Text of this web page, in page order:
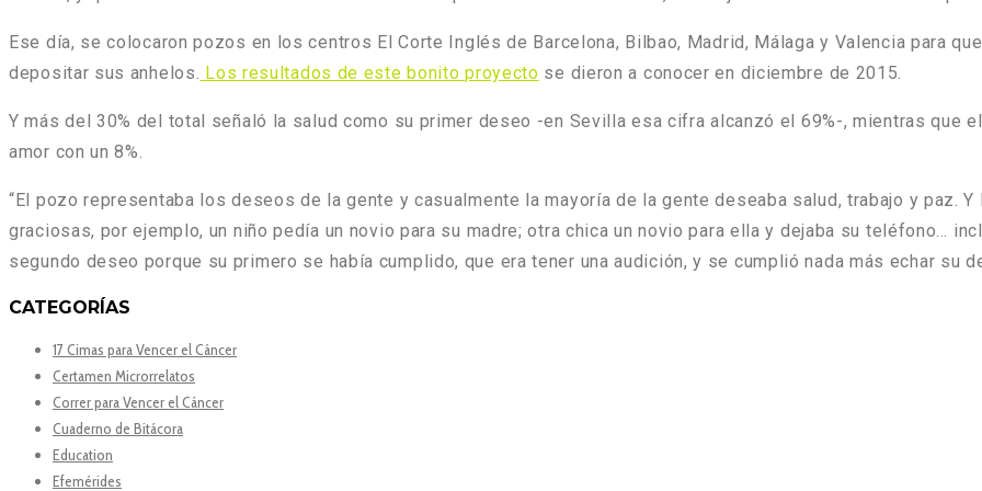
Ese día, se colocaron pozos en los centros El Corte Inglés de Barcelona, Bilbao, Madrid, Málaga y Valencia para
depositar sus anhelos. Los resultados de este bonito proyecto se dieron a conocer en diciembre de 2015.
Y más del 30% del total señaló la salud como su primer deseo -en Sevilla esa cifra alcanzó el 69%-, mientras que
amor con un 8%.
“El pozo representaba los deseos de la gente y casualmente la mayoría de la gente deseaba salud, trabajo y paz.
graciosas, por ejemplo, un niño pedía un novio para su madre; otra chica un novio para ella y dejaba su teléfono…
segundo deseo porque su primero se había cumplido, que era tener una audición, y se cumplió nada más echar su
CATEGORÍAS
17 Cimas para Vencer el Cáncer
Certamen Microrrelatos
Correr para Vencer el Cáncer
Cuaderno de Bitácora
Education
Efemérides